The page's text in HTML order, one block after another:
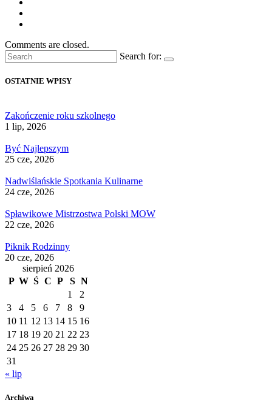
Comments are closed.
Search for:
OSTATNIE WPISY
Zakończenie roku szkolnego
1 lip, 2026
Być Najlepszym
25 cze, 2026
Nadwiślańskie Spotkania Kulinarne
24 cze, 2026
Spławikowe Mistrzostwa Polski MOW
22 cze, 2026
Piknik Rodzinny
20 cze, 2026
sierpień 2026
P W Ś C P S N
1
2
3
4 5 6 7 8
9
10 11 12 13 14 15 16
17 18 19 20 21 22 23
24 25 26 27 28 29 30
31
« lip
Archiwa